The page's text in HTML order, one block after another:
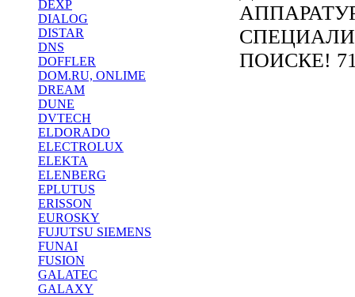
DEXP
DIALOG
DISTAR
DNS
DOFFLER
DOM.RU, ONLIME
DREAM
DUNE
DVTECH
ELDORADO
ELECTROLUX
ELEKTA
ELENBERG
EPLUTUS
ERISSON
EUROSKY
FUJUTSU SIEMENS
FUNAI
FUSION
GALATEC
GALAXY
ПОИСКЕ!